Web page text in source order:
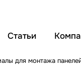
Статьи
для монтажа